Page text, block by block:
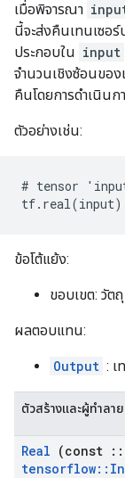
เมื่อพิจารณา
นี้จะส่งคืนเทนเซอร์
ประกอบใน input
จำนวนเชิงซ้อนขอ
คืนโดยการดำเนินก
ตัวอย่างเช่น:
# tensor
tf.real(input)
ข้อโต้แย้ง:
ขอบเขต: วัตถุ
ผลตอบแทน:
Output : เ
ตัวสร้างและผู้ทำลาย
Real (const ::
tensorflow::